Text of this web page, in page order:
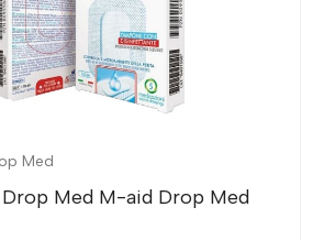
Med
Med M-aid Drop Med